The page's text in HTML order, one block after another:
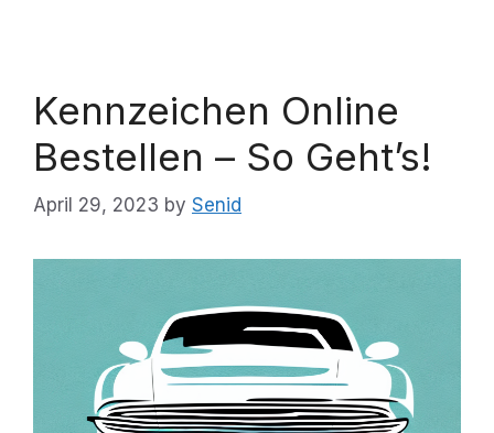
Kennzeichen Online
Bestellen – So Geht’s!
April 29, 2023 by Senid